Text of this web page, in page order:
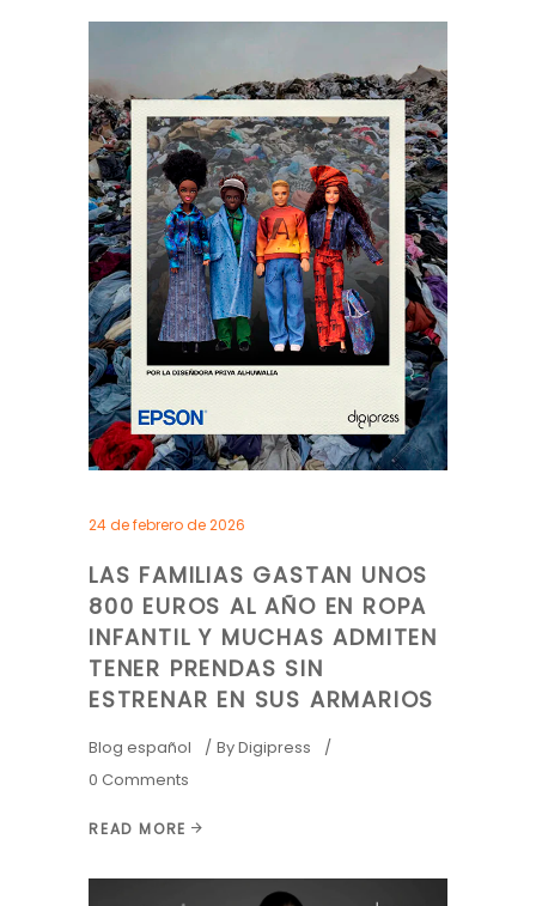
24 de febrero de 2026
LAS FAMILIAS GASTAN UNOS
800 EUROS AL AÑO EN ROPA
INFANTIL Y MUCHAS ADMITEN
TENER PRENDAS SIN
ESTRENAR EN SUS ARMARIOS
Blog español ByDigipress
0 Comments
READ MORE